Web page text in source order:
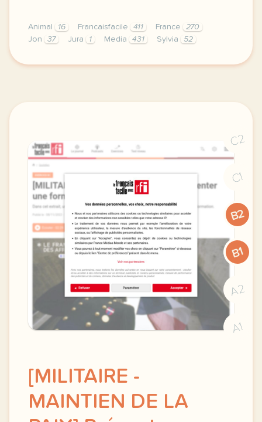
Animal 16 Francaisfacile 411 France
270
Jon
37 Jura 1 Media 431 Sylvia 52
exercice b2 france le lynx des montagnes du
C2
C1
B2
B1
A2
A1
[MILITAIRE -
MAINTIEN DE LA